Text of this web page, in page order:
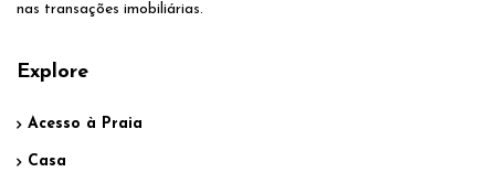
nas transações imobiliárias.
Explore
Acesso à Praia
Casa